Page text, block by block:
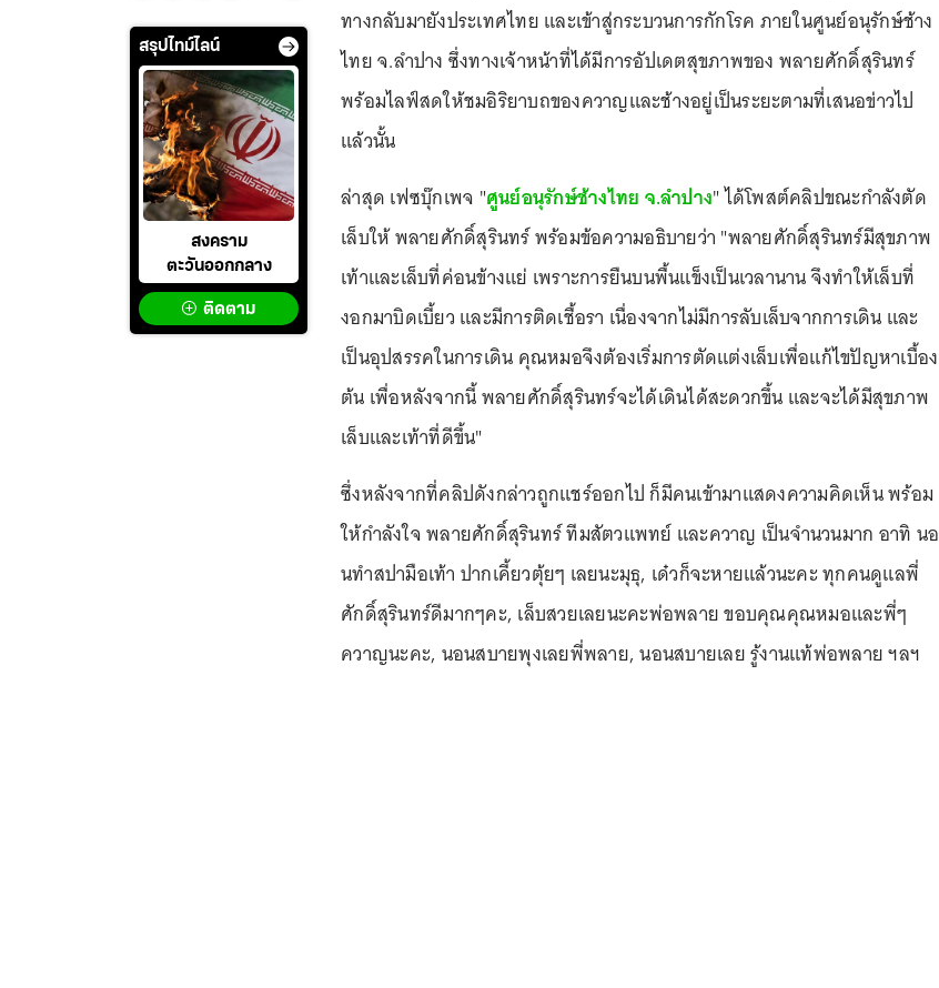
สรุปไทม์ไลน์
สงคราม
ตะวันออกกลาง
ติดตาม
ทางกลับมายังประเทศไทย และเข้าสู่กระบวนการกักโรค ภายในศูนย์อนุรักษ์ช้าง
ไทย จ.ลำปาง ซึ่งทางเจ้าหน้าที่ได้มีการอัปเดตสุขภาพของ พลายศักดิ์สุรินทร์
พร้อมไลฟ์สดให้ชมอิริยาบถของควาญและช้างอยู่เป็นระยะตามที่เสนอข่าวไป
แล้วนั้น
ล่าสุด เฟซบุ๊กเพจ "ศูนย์อนุรักษ์ช้างไทย จ.ลำปาง" ได้โพสต์คลิปขณะกำลังตัด
เล็บให้ พลายศักดิ์สุรินทร์ พร้อมข้อความอธิบายว่า "พลายศักดิ์สุรินทร์มีสุขภาพ
เท้าและเล็บที่ค่อนข้างแย่ เพราะการยืนบนพื้นแข็งเป็นเวลานาน จึงทำให้เล็บที่
งอกมาบิดเบี้ยว และมีการติดเชื้อรา เนื่องจากไม่มีการลับเล็บจากการเดิน และ
เป็นอุปสรรคในการเดิน คุณหมอจึงต้องเริ่มการตัดแต่งเล็บเพื่อแก้ไขปัญหาเบื้อง
ต้น เพื่อหลังจากนี้ พลายศักดิ์สุรินทร์จะได้เดินได้สะดวกขึ้น และจะได้มีสุขภาพ
เล็บและเท้าที่ดีขึ้น"
ซึ่งหลังจากที่คลิปดังกล่าวถูกแชร์ออกไป ก็มีคนเข้ามาแสดงความคิดเห็น พร้อม
ให้กำลังใจ พลายศักดิ์สุรินทร์ ทีมสัตวแพทย์ และควาญ เป็นจำนวนมาก อาทิ นอ
นทำสปามือเท้า ปากเคี้ยวตุ้ยๆ เลยนะมุธุ, เด๋วก็จะหายแล้วนะคะ ทุกคนดูแลพี่
ศักดิ์สุรินทร์ดีมากๆคะ, เล็บสวยเลยนะคะพ่อพลาย ขอบคุณคุณหมอและพี่ๆ
ควาญนะคะ, นอนสบายพุงเลยพี่พลาย, นอนสบายเลย รู้งานแท้พ่อพลาย ฯลฯ